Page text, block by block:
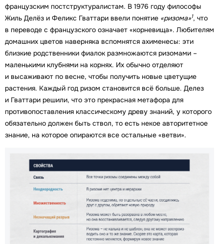
французским постструктуралистам. В 1976 году философы
Жиль Делёз и Феликс Гваттари ввели понятие «ризома»1, что
в переводе с французского означает «корневища». Любителям
домашних цветов наверняка вспомнятся ахименесы: эти
близкие родственники фиалок размножаются ризомами –
маленькими клубнями на корнях. Их обычно отделяют
и высаживают по весне, чтобы получить новые цветущие
растения. Каждый год ризом становится всё больше. Делез
и Гваттари решили, что это прекрасная метафора для
противопоставления классическому древу знаний, у которого
обязательно должен быть ствол, то есть некое авторитетное
знание, на которое опираются все остальные «ветви».